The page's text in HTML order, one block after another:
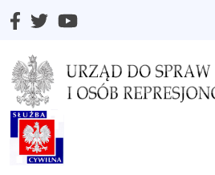
Wybierz swój język